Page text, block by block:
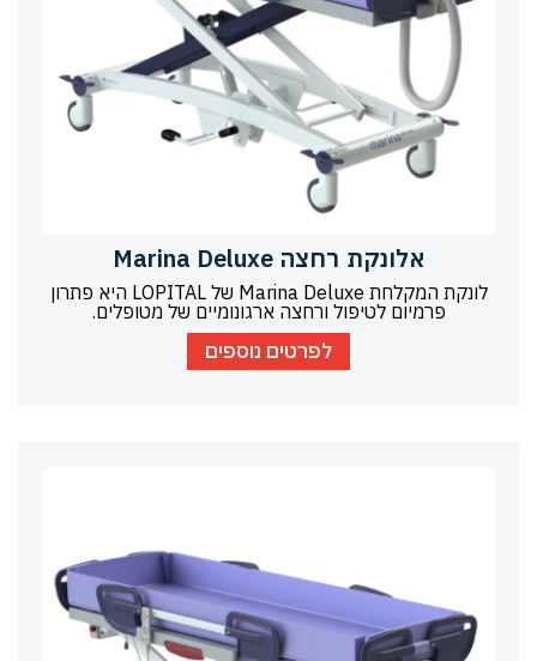
אלונקת רחצה Marina Deluxe
לונקת המקלחת Marina Deluxe של LOPITAL היא פתרון
פרמיום לטיפול ורחצה ארגונומיים של מטופלים.
לפרטים נוספים